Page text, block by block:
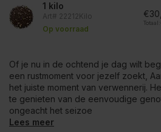
1 kilo
Art# 22212Kilo
Op voorraad
Totaal:
Of je nu in de ochtend je dag wilt
een rustmoment voor jezelf zoekt,
het juiste moment van verwennerij.
te genieten van de eenvoudige
ongeacht het seizoe
Lees meer